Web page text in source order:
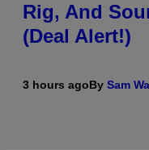
Rig, And
(Deal Alert!)
3 hours agoBy Sam